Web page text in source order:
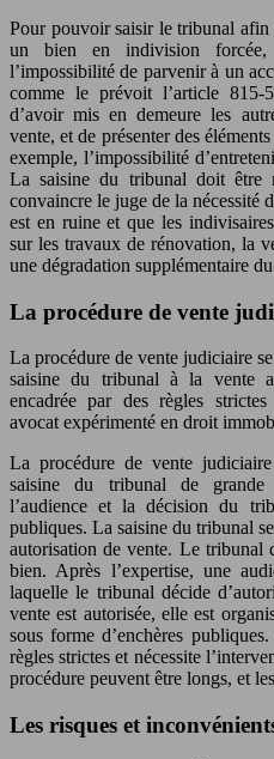
Pour pouvoir saisir le tribunal afin
un bien en indivision
l’impossibilité de parvenir à un
comme le prévoit l’article
d’avoir mis en demeure les
vente, et de présenter des
exemple, l’impossibilité
La saisine du tribunal doit être
convaincre le juge de la nécessité
est en ruine et que les
sur les travaux de rénovation, la
une dégradation supplémentaire
La procédure de vente
La procédure de vente judiciaire
saisine du tribunal à la vente
encadrée par des règles
avocat expérimenté en droit
La procédure de vente
saisine du tribunal de grande
l’audience et la décision du
publiques. La saisine du tribunal
autorisation de vente. Le tribunal
bien. Après l’expertise, une
laquelle le tribunal décide
vente est autorisée, elle est
sous forme d’enchères
règles strictes et nécessite
procédure peuvent être longs, et
Les risques et